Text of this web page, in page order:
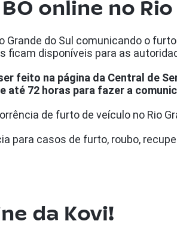
Grande do Sul comunicando o
ficam disponíveis para as
feito na página da Central de
até 72 horas para fazer a
de furto de veículo no Rio
para casos de furto, roubo,
da Kovi!